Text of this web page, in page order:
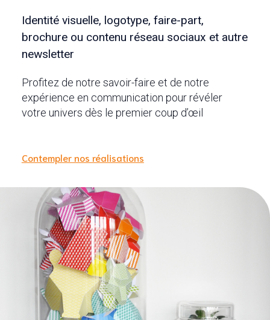
Identité visuelle, logotype, faire-part,
brochure ou contenu réseau sociaux et autre
newsletter
Profitez de notre savoir-faire et de notre
expérience en communication pour révéler
votre univers dès le premier coup d’œil
Contempler nos réalisations